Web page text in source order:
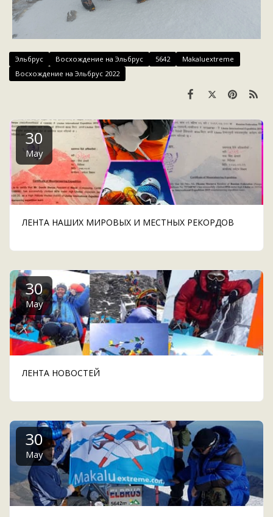
Эльбрус Восхождение на Эльбрус 5642
Makaluextreme
Восхождение на Эльбрус 2022
30
May
ЛЕНТА НАШИХ МИРОВЫХ И МЕСТНЫХ РЕКОРДОВ
30
May
ЛЕНТА НОВОСТЕЙ
30
May